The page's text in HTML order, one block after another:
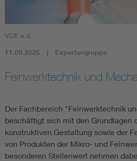
Micro system technology
Microelectronics
VDE e.V.
11.09.2025 Expertengruppe
Feinwerktechnik und
Der Fachbereich "Feinwerktechnik
beschäftigt sich mit den Grundlagen
konstruktiven Gestaltung sowie der
von Produkten der Mikro- und
besonderen Stellenwert nehmen